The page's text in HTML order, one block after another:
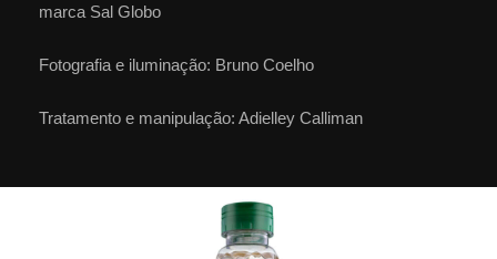
marca Sal Globo
Fotografia e iluminação: Bruno Coelho
Tratamento e manipulação: Adielley Calliman